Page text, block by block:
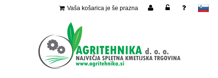
slovensko
Vaša košarica je še prazna